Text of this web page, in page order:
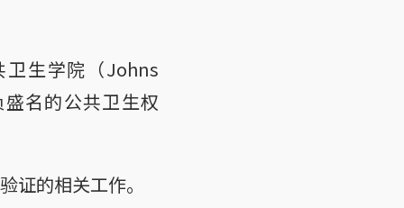
生学院（Johns
名的公共卫生权
证的相关工作。